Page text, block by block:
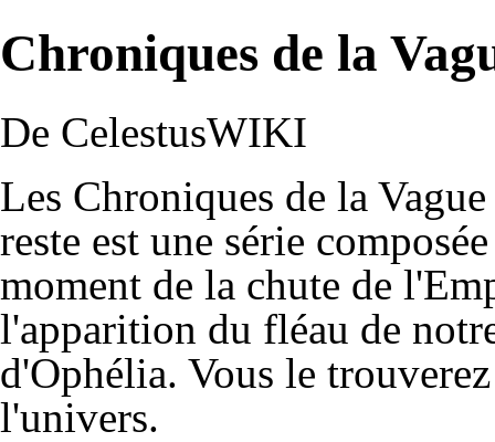
Chroniques de la
De CelestusWIKI
Les Chroniques de la
reste est une série
moment de la chute de
l'apparition du fléau de
d'Ophélia. Vous le
l'univers.